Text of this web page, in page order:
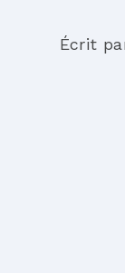
Écrit